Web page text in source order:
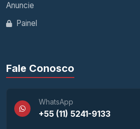
Anuncie
Painel
Fale Conosco
WhatsApp
+55 (11) 5241-9133